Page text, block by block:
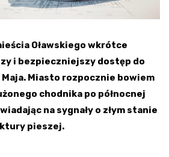
Oławskiego wkrótce
i bezpieczniejszy dostęp do
Miasto rozpocznie bowiem
chodnika po północnej
na sygnały o złym stanie
pieszej.